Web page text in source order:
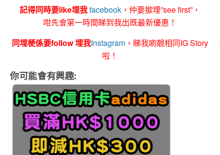
記得同時要like埋我facebook ，仲要撳埋”see first”，
咁先會第一時間睇到我出既最新優惠！
同埋梗係要follow 埋我Instagram ，睇我啲靚相同IG Story
啦！
你可能會有興趣: